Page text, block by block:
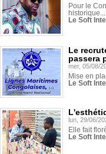
Pour le
historique...
Le Soft
Le
passera
mer, 05/08/
Mise en
Le Soft
lun, 29/06/
Elle fait
Le Soft